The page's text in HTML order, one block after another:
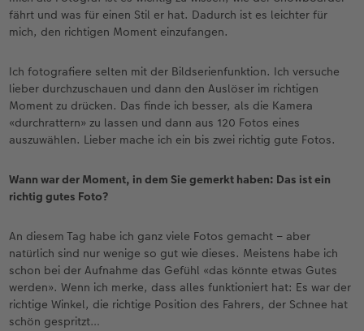
fährt und was für einen Stil er hat. Dadurch ist es leichter für
mich, den richtigen Moment einzufangen.
Ich fotografiere selten mit der Bildserienfunktion. Ich versuche
lieber durchzuschauen und dann den Auslöser im richtigen
Moment zu drücken. Das finde ich besser, als die Kamera
«durchrattern» zu lassen und dann aus 120 Fotos eines
auszuwählen. Lieber mache ich ein bis zwei richtig gute Fotos.
Wann war der Moment, in dem Sie gemerkt haben: Das ist ein
richtig gutes Foto?
An diesem Tag habe ich ganz viele Fotos gemacht – aber
natürlich sind nur wenige so gut wie dieses. Meistens habe ich
schon bei der Aufnahme das Gefühl «das könnte etwas Gutes
werden». Wenn ich merke, dass alles funktioniert hat: Es war der
richtige Winkel, die richtige Position des Fahrers, der Schnee hat
schön gespritzt…